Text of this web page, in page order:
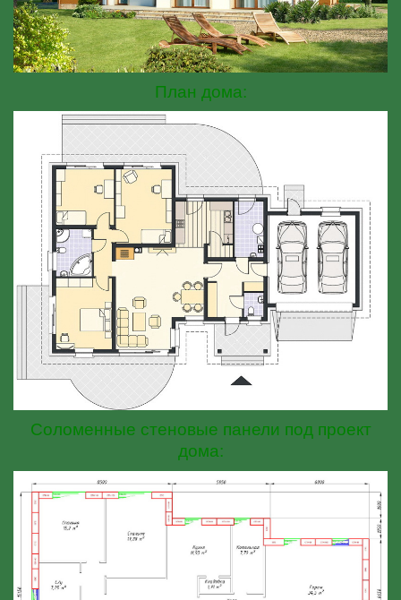
План дома:
Соломенные стеновые панели под проект
дома: